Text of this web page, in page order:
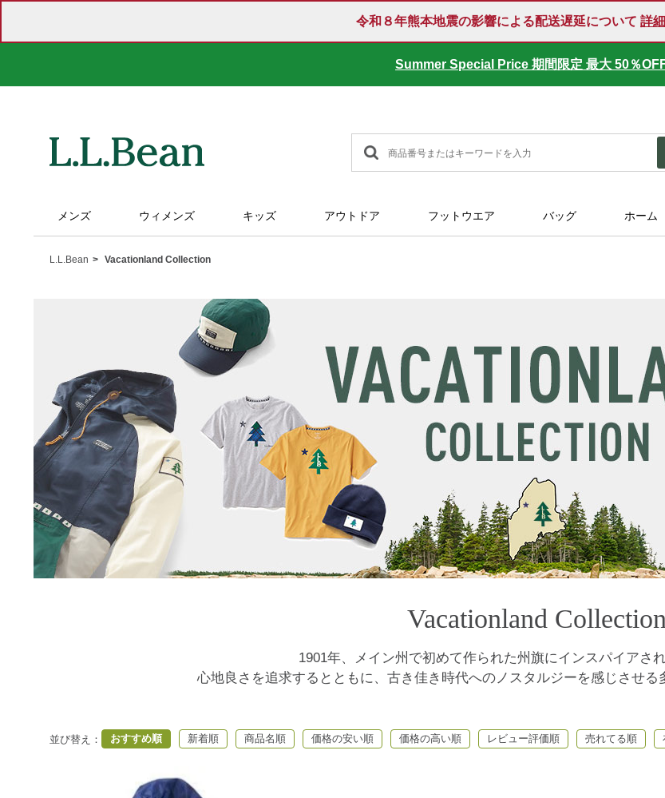
令和８年熊本地震の影響による配送遅延について 詳
Summer Special Price 期間限定 最大 50％OFF
メンズ ウィメンズ キッズ アウトドア フットウエア バッグ ホーム
L.L.Bean Vacationland Collection
Vacationland Collection
1901年、メイン州で初めて作られた州旗にインスパイアさ
心地良さを追求するとともに、古き佳き時代へのノスタルジーを感じさせる
並び替え ： おすすめ順 新着順 商品名順 価格の安い順 価格の高い順 レビュー評価順 売れてる順